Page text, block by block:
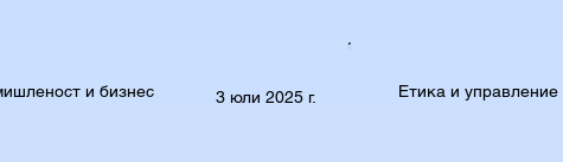
и бизнес 3 юли 2025 г. Етика и управление